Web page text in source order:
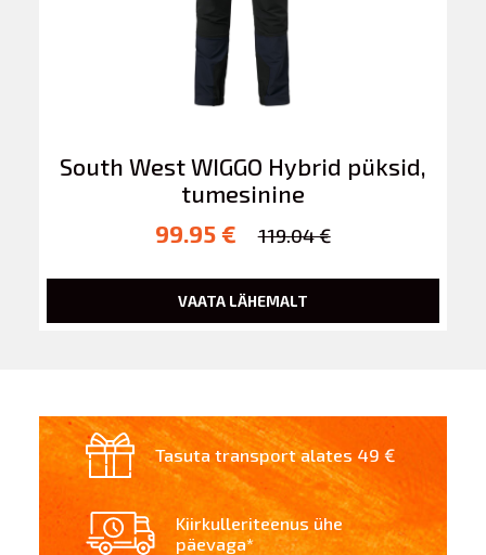
South West WIGGO Hybrid püksid,
tumesinine
99.95 €
119.04 €
VAATA LÄHEMALT
Tasuta transport alates 49 €
Kiirkulleriteenus ühe
päevaga*